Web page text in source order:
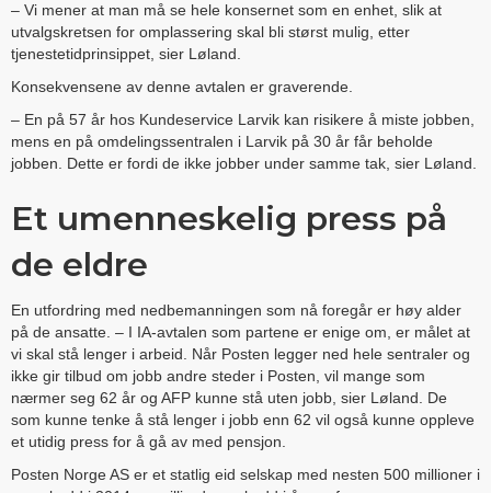
– Vi mener at man må se hele konsernet som en enhet, slik at
utvalgskretsen for omplassering skal bli størst mulig, etter
tjenestetidprinsippet, sier Løland.
Konsekvensene av denne avtalen er graverende.
– En på 57 år hos Kundeservice Larvik kan risikere å miste jobben,
mens en på omdelingssentralen i Larvik på 30 år får beholde
jobben. Dette er fordi de ikke jobber under samme tak, sier Løland.
Et umenneskelig press på
de eldre
En utfordring med nedbemanningen som nå foregår er høy alder
på de ansatte. – I IA-avtalen som partene er enige om, er målet at
vi skal stå lenger i arbeid. Når Posten legger ned hele sentraler og
ikke gir tilbud om jobb andre steder i Posten, vil mange som
nærmer seg 62 år og AFP kunne stå uten jobb, sier Løland. De
som kunne tenke å stå lenger i jobb enn 62 vil også kunne oppleve
et utidig press for å gå av med pensjon.
Posten Norge AS er et statlig eid selskap med nesten 500 millioner i